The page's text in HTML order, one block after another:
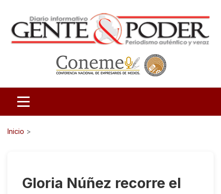
Inicio >
Gloria Núñez recorre el